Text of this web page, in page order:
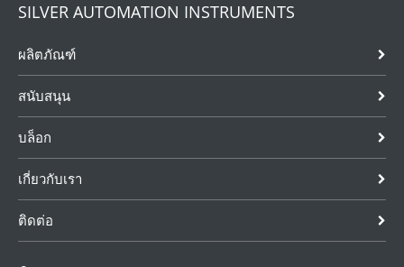
SILVER AUTOMATION INSTRUMENTS
ผลิตภัณฑ์
สนับสนุน
บล็อก
เกี่ยวกับเรา
ติดต่อ